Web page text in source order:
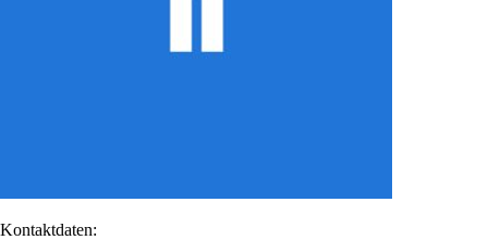
Kontaktdaten: